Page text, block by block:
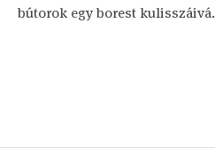
bútorok egy borest kulisszáivá.